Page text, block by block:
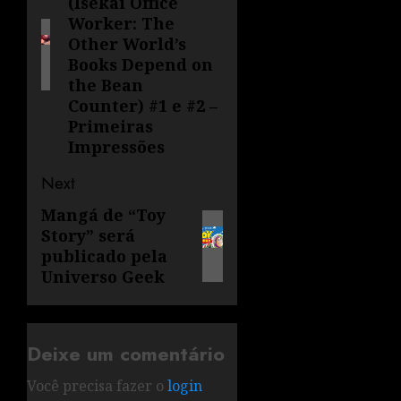
Worker: The
Other World’s
Books Depend on
the Bean
Counter) #1 e #2 –
Primeiras
Impressões
Next
Mangá de “Toy
Story” será
publicado pela
Universo Geek
Deixe um comentário
Você precisa fazer o login